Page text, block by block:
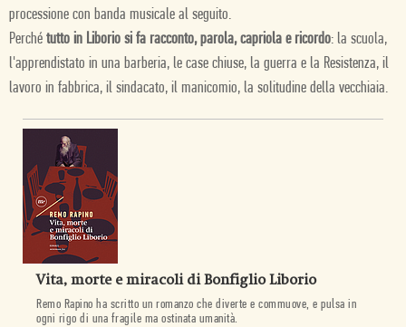
processione con banda musicale al seguito.
Perché tutto in Liborio si fa racconto, parola, capriola e ricordo: la scuola,
l'apprendistato in una barberia, le case chiuse, la guerra e la Resistenza, il
lavoro in fabbrica, il sindacato, il manicomio, la solitudine della vecchiaia.
Vita, morte e miracoli di Bonfiglio Liborio
Remo Rapino ha scritto un romanzo che diverte e commuove, e pulsa in
ogni rigo di una fragile ma ostinata umanità.